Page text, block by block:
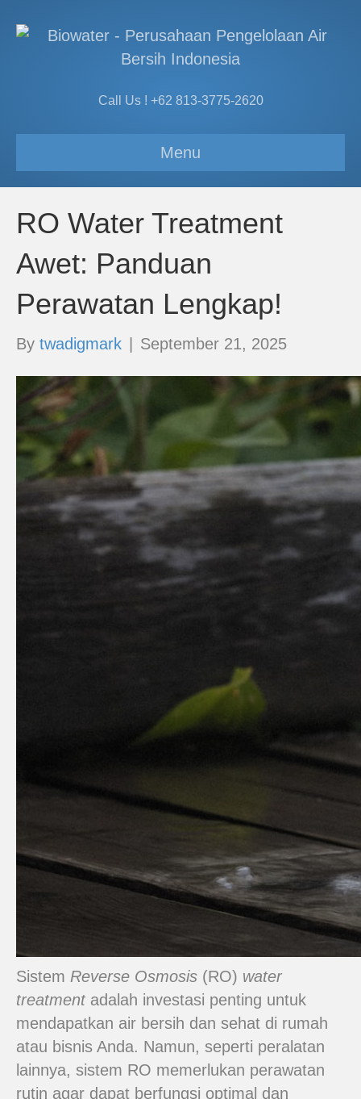
Call Us ! +62 813-3775-2620
Menu
RO Water Treatment
Awet: Panduan
Perawatan Lengkap!
By twadigmark September 21, 2025
Sistem Reverse Osmosis (RO) water
treatment adalah investasi penting untuk
mendapatkan air bersih dan sehat di rumah
atau bisnis Anda. Namun, seperti peralatan
lainnya, sistem RO memerlukan perawatan
rutin agar dapat berfungsi optimal dan